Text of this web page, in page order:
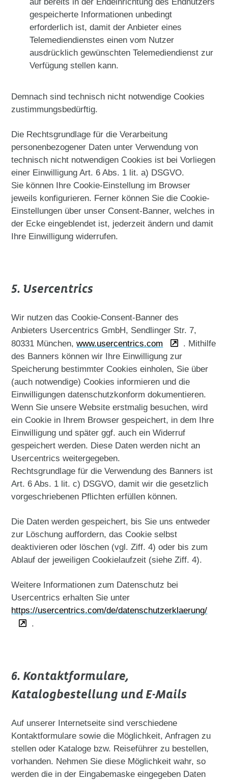
gespeicherte Informationen unbedingt
erforderlich ist, damit der Anbieter eines
Telemediendienstes einen vom Nutzer
ausdrücklich gewünschten Telemediendienst zur
Verfügung stellen kann.
Demnach sind technisch nicht notwendige Cookies
zustimmungsbedürftig.
Die Rechtsgrundlage für die Verarbeitung
personenbezogener Daten unter Verwendung von
technisch nicht notwendigen Cookies ist bei Vorliegen
einer Einwilligung Art. 6 Abs. 1 lit. a) DSGVO.
Sie können Ihre Cookie-Einstellung im Browser
jeweils konfigurieren. Ferner können Sie die Cookie-
Einstellungen über unser Consent-Banner, welches in
der Ecke eingeblendet ist, jederzeit ändern und damit
Ihre Einwilligung widerrufen.
5. Usercentrics
Wir nutzen das Cookie-Consent-Banner des
Anbieters Usercentrics GmbH, Sendlinger Str. 7,
80331 München,www.usercentrics.com
. Mithilfe
des Banners können wir Ihre Einwilligung zur
Speicherung bestimmter Cookies einholen, Sie über
(auch notwendige) Cookies informieren und die
Einwilligungen datenschutzkonform dokumentieren.
Wenn Sie unsere Website erstmalig besuchen, wird
ein Cookie in Ihrem Browser gespeichert, in dem Ihre
Einwilligung und später ggf. auch ein Widerruf
gespeichert werden. Diese Daten werden nicht an
Usercentrics weitergegeben.
Rechtsgrundlage für die Verwendung des Banners ist
Art. 6 Abs. 1 lit. c) DSGVO, damit wir die gesetzlich
vorgeschriebenen Pflichten erfüllen können.
Die Daten werden gespeichert, bis Sie uns entweder
zur Löschung auffordern, das Cookie selbst
deaktivieren oder löschen (vgl. Ziff. 4) oder bis zum
Ablauf der jeweiligen Cookielaufzeit (siehe Ziff. 4).
Weitere Informationen zum Datenschutz bei
Usercentrics erhalten Sie unter
https://usercentrics.com/de/datenschutzerklaerung/
.
6. Kontaktformulare,
Katalogbestellung und E-Mails
Auf unserer Internetseite sind verschiedene
Kontaktformulare sowie die Möglichkeit, Anfragen zu
stellen oder Kataloge bzw. Reiseführer zu bestellen,
vorhanden. Nehmen Sie diese Möglichkeit wahr, so
werden die in der Eingabemaske eingegeben Daten